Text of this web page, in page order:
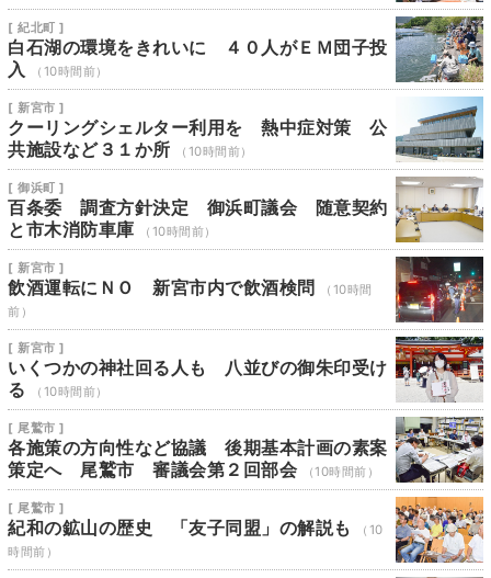
[ 紀北町 ]
白石湖の環境をきれいに ４０人がＥＭ団子投
入
（10時間前）
[ 新宮市 ]
クーリングシェルター利用を 熱中症対策 公
共施設など３１か所
（10時間前）
[ 御浜町 ]
百条委 調査方針決定 御浜町議会 随意契約
と市木消防車庫
（10時間前）
[ 新宮市 ]
飲酒運転にＮＯ 新宮市内で飲酒検問
（10時間
前）
[ 新宮市 ]
いくつかの神社回る人も 八並びの御朱印受け
る
（10時間前）
[ 尾鷲市 ]
各施策の方向性など協議 後期基本計画の素案
策定へ 尾鷲市 審議会第２回部会
（10時間前）
[ 尾鷲市 ]
紀和の鉱山の歴史 「友子同盟」の解説も
（10
時間前）